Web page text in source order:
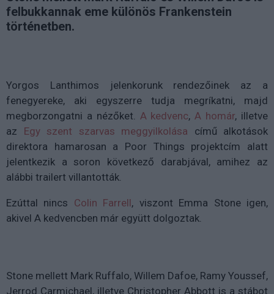
felbukkannak eme különös Frankenstein
történetben.
Yorgos Lanthimos jelenkorunk rendezőinek az a
fenegyereke, aki egyszerre tudja megríkatni, majd
megborzongatni a nézőket. A kedvenc, A homár, illetve
az Egy szent szarvas meggyilkolása című alkotások
direktora hamarosan a Poor Things projektcím alatt
jelentkezik a soron következő darabjával, amihez az
alábbi trailert villantották.
Ezúttal nincs Colin Farrell, viszont Emma Stone igen,
akivel A kedvencben már együtt dolgoztak.
Stone mellett Mark Ruffalo, Willem Dafoe, Ramy Youssef,
Jerrod Carmichael, illetve Christopher Abbott is a stábot